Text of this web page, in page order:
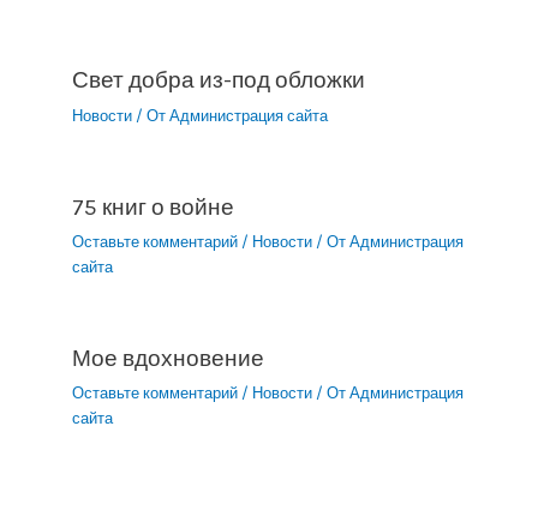
Свет добра из-под обложки
Новости / От Администрация сайта
75 книг о войне
Оставьте комментарий / Новости / От Администрация
сайта
Мое вдохновение
Оставьте комментарий / Новости / От Администрация
сайта